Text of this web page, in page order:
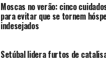
Moscas no verão: cinco
para evitar que se tornem
indesejados
Setúbal lidera furtos de